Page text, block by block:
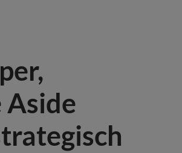
Aside